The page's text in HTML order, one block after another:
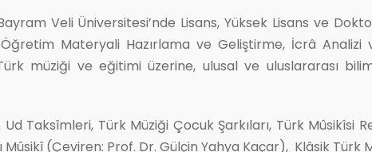
Veli Üniversitesi’nde Lisans, Yüksek Lisans ve
Öğretim Materyali Hazırlama ve Geliştirme, İcrâ
müziği ve eğitimi üzerine, ulusal ve uluslararası
Taksîmleri, Türk Müziği Çocuk Şarkıları, Türk Mûsikîsi
(Çeviren: Prof. Dr. Gülçin Yahya Kaçar), Klâsik Türk